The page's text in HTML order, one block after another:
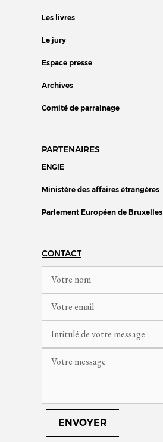
Les livres
Le jury
Espace presse
Archives
Comité de parrainage
PARTENAIRES
ENGIE
Ministère des affaires étrangères
Parlement Européen de Bruxelles
CONTACT